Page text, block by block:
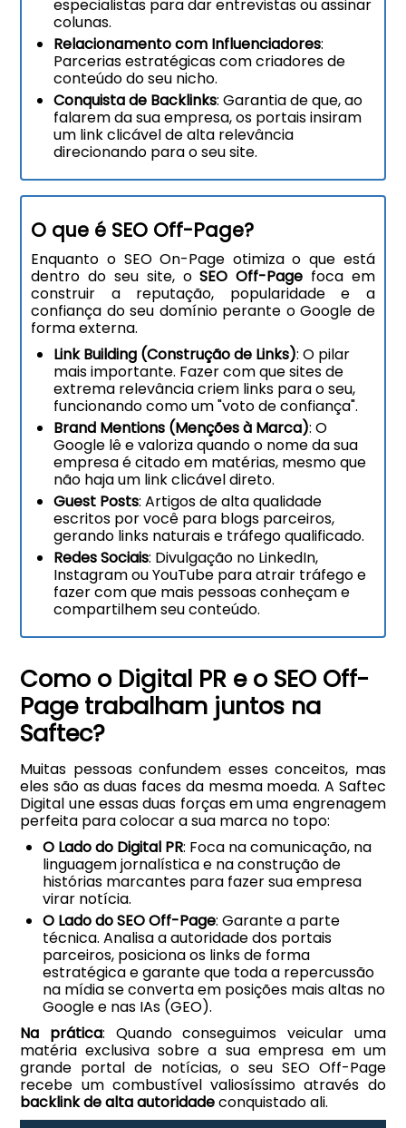
especialistas para dar entrevistas ou assinar
colunas.
Relacionamento com Influenciadores:
Parcerias estratégicas com criadores de
conteúdo do seu nicho.
Conquista de Backlinks: Garantia de que, ao
falarem da sua empresa, os portais insiram
um link clicável de alta relevância
direcionando para o seu site.
O que é SEO Off-Page?
Enquanto o SEO On-Page otimiza o que está
dentro do seu site, oSEO Off-Page foca em
construir a reputação, popularidade e a
confiança do seu domínio perante o Google de
forma externa.
Link Building (Construção de Links): O pilar
mais importante. Fazer com que sites de
extrema relevância criem links para o seu,
funcionando como um "voto de confiança".
Brand Mentions (Menções à Marca): O
Google lê e valoriza quando o nome da sua
empresa é citado em matérias, mesmo que
não haja um link clicável direto.
Guest Posts: Artigos de alta qualidade
escritos por você para blogs parceiros,
gerando links naturais e tráfego qualificado.
Redes Sociais: Divulgação no LinkedIn,
Instagram ou YouTube para atrair tráfego e
fazer com que mais pessoas conheçam e
compartilhem seu conteúdo.
Como o Digital PR e o SEO Off-
Page trabalham juntos na
Saftec?
Muitas pessoas confundem esses conceitos, mas
eles são as duas faces da mesma moeda. A Saftec
Digital une essas duas forças em uma engrenagem
perfeita para colocar a sua marca no topo:
O Lado do Digital PR: Foca na comunicação, na
linguagem jornalística e na construção de
histórias marcantes para fazer sua empresa
virar notícia.
O Lado do SEO Off-Page: Garante a parte
técnica. Analisa a autoridade dos portais
parceiros, posiciona os links de forma
estratégica e garante que toda a repercussão
na mídia se converta em posições mais altas no
Google e nas IAs (GEO).
Na prática: Quando conseguimos veicular uma
matéria exclusiva sobre a sua empresa em um
grande portal de notícias, o seu SEO Off-Page
recebe um combustível valiosíssimo através do
backlink de alta autoridadeconquistado ali.